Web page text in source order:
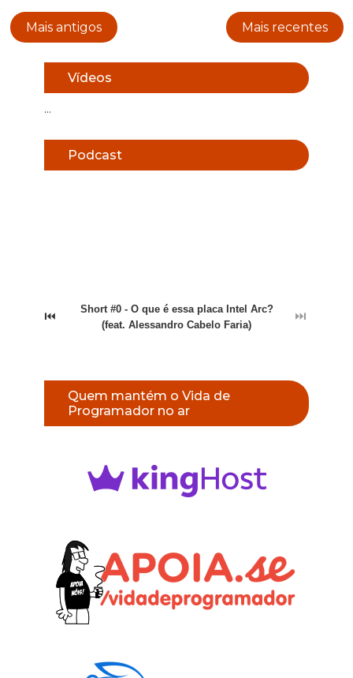
Mais antigos Mais recentes
Vídeos
...
Podcast
⏮
Short #0 - O que é essa placa Intel Arc?
(feat. Alessandro Cabelo Faria)
⏭
Quem mantém o Vida de
Programador no ar